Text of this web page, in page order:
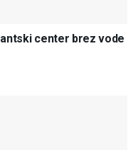
center brez vode